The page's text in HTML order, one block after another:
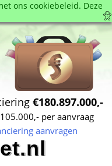
ons cookie­beleid. Deze
€180.897.000,-
per aanvraag
aanvragen